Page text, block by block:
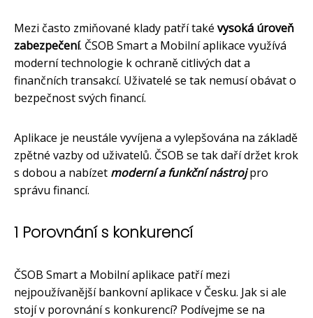
Mezi často zmiňované klady patří také vysoká úroveň
zabezpečení. ČSOB Smart a Mobilní aplikace využívá
moderní technologie k ochraně citlivých dat a
finančních transakcí. Uživatelé se tak nemusí obávat o
bezpečnost svých financí.
Aplikace je neustále vyvíjena a vylepšována na základě
zpětné vazby od uživatelů. ČSOB se tak daří držet krok
s dobou a nabízet moderní a funkční nástrojpro
správu financí.
1 Porovnání s konkurencí
ČSOB Smart a Mobilní aplikace patří mezi
nejpoužívanější bankovní aplikace v Česku. Jak si ale
stojí v porovnání s konkurencí? Podívejme se na